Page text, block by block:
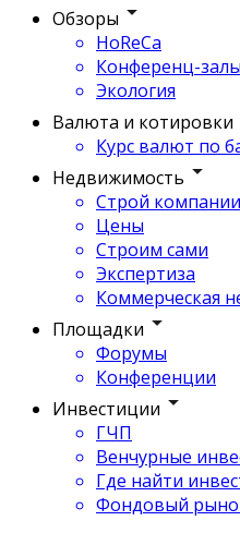
Обзоры
HoReCa
Конференц-залы
Экология
Валюта и котировки
Курс валют по
Недвижимость
Строй компании
Цены
Строим сами
Экспертиза
Коммерческая
Площадки
Форумы
Конференции
Инвестиции
ГЧП
Венчурные
Где найти
Фондовый